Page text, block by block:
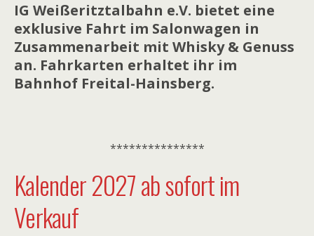
IG Weißeritztalbahn e.V. bietet eine
exklusive Fahrt im Salonwagen in
Zusammenarbeit mit Whisky & Genuss
an. Fahrkarten erhaltet ihr im
Bahnhof Freital-Hainsberg.
***************
Kalender 2027 ab sofort im
Verkauf